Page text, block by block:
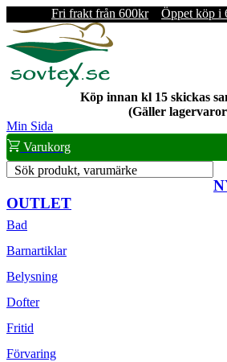
Fri frakt från 600kr Öppet köp i
Köp innan kl 15 skickas
(Gäller
Min Sida
Varukorg
Sök produkt, varumärke
OUTLET
Bad
Barnartiklar
Belysning
Dofter
Fritid
Förvaring